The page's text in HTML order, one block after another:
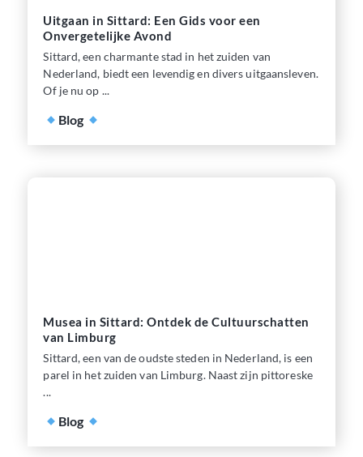
Uitgaan in Sittard: Een Gids voor een
Onvergetelijke Avond
Sittard, een charmante stad in het zuiden van
Nederland, biedt een levendig en divers uitgaansleven.
Of je nu op ...
Blog
Musea in Sittard: Ontdek de Cultuurschatten
van Limburg
Sittard, een van de oudste steden in Nederland, is een
parel in het zuiden van Limburg. Naast zijn pittoreske
...
Blog